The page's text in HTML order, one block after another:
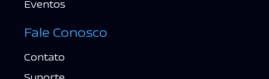
Eventos
Fale Conosco
Contato